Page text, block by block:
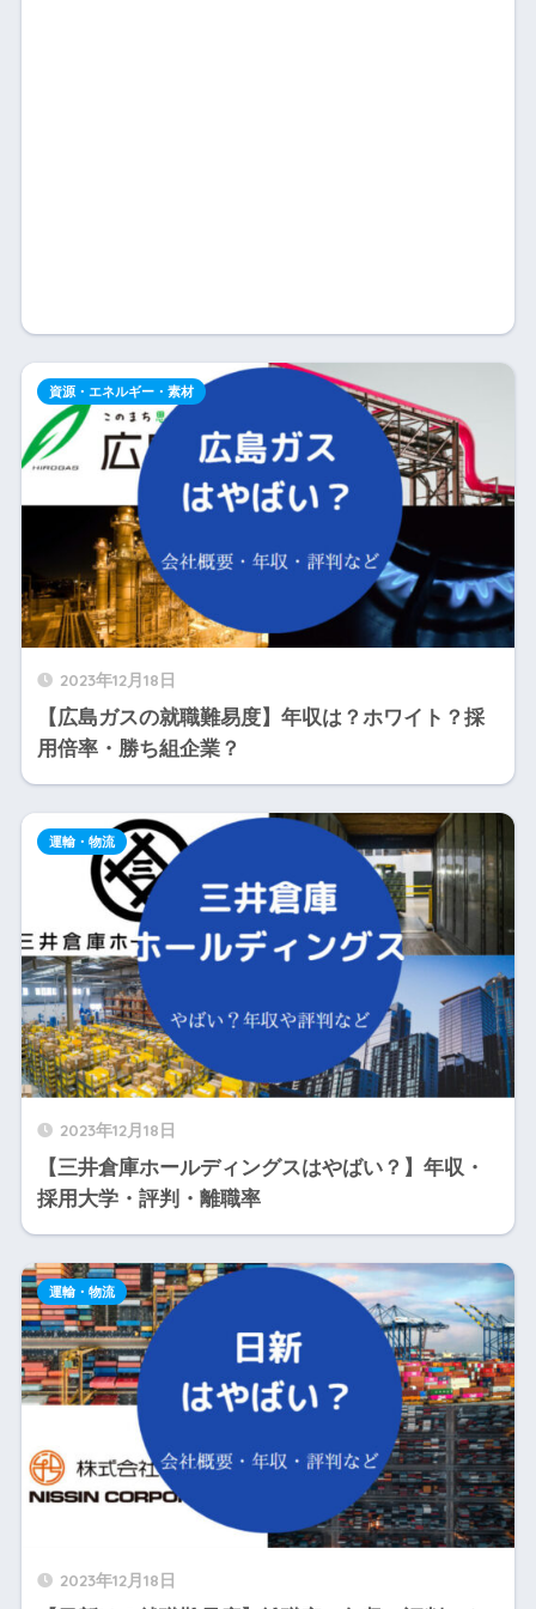
2023年12月18日
【広島ガスの就職難易度】年収は？ホワイト？採
用倍率・勝ち組企業？
資源・エネルギー・素材
2023年12月18日
【三井倉庫ホールディングスはやばい？】年収・
採用大学・評判・離職率
運輸・物流
2023年12月18日
運輸・物流